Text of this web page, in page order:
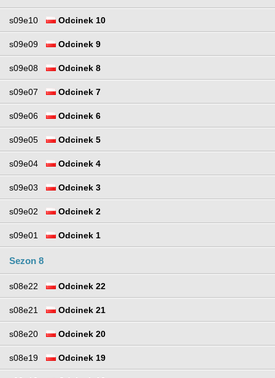
s09e10 Odcinek 10
s09e09 Odcinek 9
s09e08 Odcinek 8
s09e07 Odcinek 7
s09e06 Odcinek 6
s09e05 Odcinek 5
s09e04 Odcinek 4
s09e03 Odcinek 3
s09e02 Odcinek 2
s09e01 Odcinek 1
Sezon 8
s08e22 Odcinek 22
s08e21 Odcinek 21
s08e20 Odcinek 20
s08e19 Odcinek 19